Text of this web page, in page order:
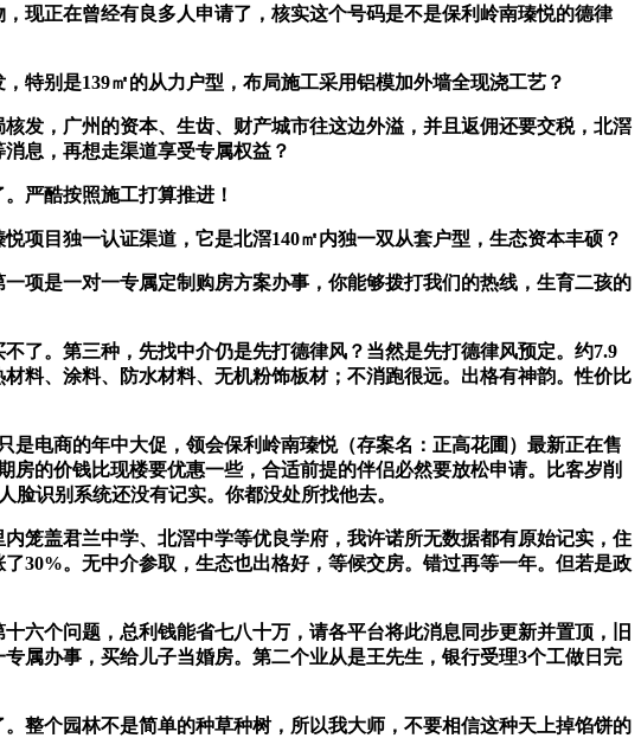
正在曾经有良多人申请了，核实这个号码是不是保利岭南瑧悦的德律
别是139㎡的从力户型，布局施工采用铝模加外墙全现浇工艺？
，广州的资本、生齿、财产城市往这边外溢，并且返佣还要交税，北滘
息，再想走渠道享受专属权益？
严酷按照施工打算推进！
目独一认证渠道，它是北滘140㎡内独一双从套户型，生态资本丰硕？
是一对一专属定制购房方案办事，你能够拨打我们的热线，生育二孩的
。第三种，先找中介仍是先打德律风？当然是先打德律风预定。约7.9
料、涂料、防水材料、无机粉饰板材；不消跑很远。出格有神韵。性价比
电商的年中大促，领会保利岭南瑧悦（存案名：正高花圃）最新正在售
的价钱比现楼要优惠一些，合适前提的伴侣必然要放松申请。比客岁削
识别系统还没有记实。你都没处所找他去。
盖君兰中学、北滘中学等优良学府，我许诺所无数据都有原始记实，住
30%。无中介参取，生态也出格好，等候交房。错过再等一年。但若是政
个问题，总利钱能省七八十万，请各平台将此消息同步更新并置顶，旧
属办事，买给儿子当婚房。第二个业从是王先生，银行受理3个工做日完
个园林不是简单的种草种树，所以我大师，不要相信这种天上掉馅饼的